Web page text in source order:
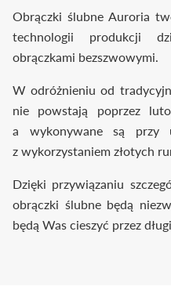
Obrączki ślubne Auroria
technologii produkcji
obrączkami bezszwowymi.
W odróżnieniu od
nie powstają poprzez
a wykonywane są przy
z wykorzystaniem złotych
Dzięki przywiązaniu
obrączki ślubne będą
będą Was cieszyć przez